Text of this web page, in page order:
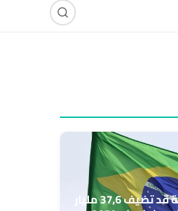
صوت وصورة
البرازيل.. المعادن الحرجة قد تضيف 37,6 مليار